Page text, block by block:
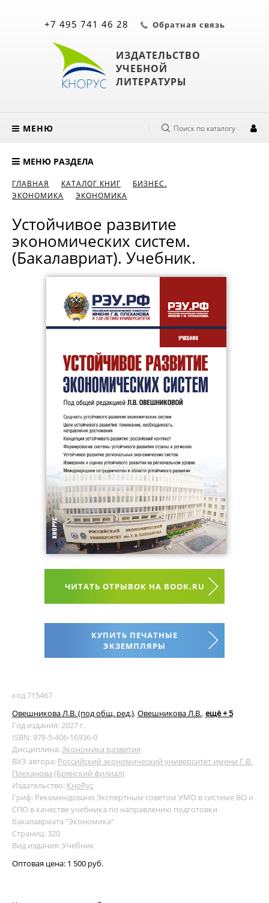
ИЗДАТЕЛЬСТВО
УЧЕБНОЙ
ЛИТЕРАТУРЫ
+7 495 741 46 28 Обратная связь
МЕНЮ Поиск по каталогу
МЕНЮ РАЗДЕЛА
ГЛАВНАЯ КАТАЛОГ КНИГ
БИЗНЕС.
ЭКОНОМИКА
ЭКОНОМИКА
Устойчивое развитие
экономических систем.
(Бакалавриат). Учебник.
ЧИТАТЬ ОТРЫВОК НА BOOK.RU
КУПИТЬ ПЕЧАТНЫЕ
ЭКЗЕМПЛЯРЫ
код 715467
Овешникова Л.В. (под общ. ред.), Овешникова Л.В., ещё + 5
Год издания: 2027 г.
ISBN: 978-5-406-16936-0
Дисциплина:Экономика развития
ВУЗ автора: Российский экономический университет имени Г.В.
Плеханова (Брянский филиал)
Издательство: КноРус
Гриф: Рекомендовано Экспертным советом УМО в системе ВО и
СПО в качестве учебника по направлению подготовки
бакалавриата "Экономика"
Страниц: 320
Вид издания: Учебник
Оптовая цена: 1 500 руб.